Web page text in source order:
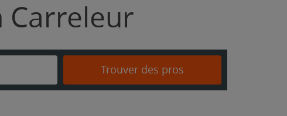
Carreleur
Trouver des pros